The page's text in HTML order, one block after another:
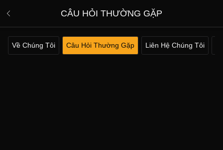
CÂU HỎI THƯỜNG GẶP
Về Chúng Tôi Câu Hỏi Thường Gặp Liên Hệ Chúng Tôi